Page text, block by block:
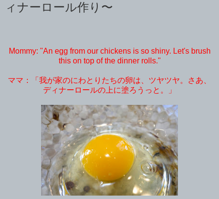
ィナーロール作り〜
Mommy: "An egg from our chickens is so shiny. Let's brush
this on top of the dinner rolls."
ママ：「我が家のにわとりたちの卵は、ツヤツヤ。さあ、
ディナーロールの上に塗ろうっと。」